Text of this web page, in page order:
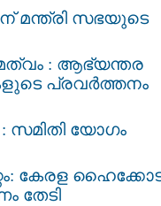
മന്ത്രി സഭയുടെ
: ആഭ്യന്തര
പ്രവർത്തനം
: സമിതി യോഗം
കേരള
തേടി